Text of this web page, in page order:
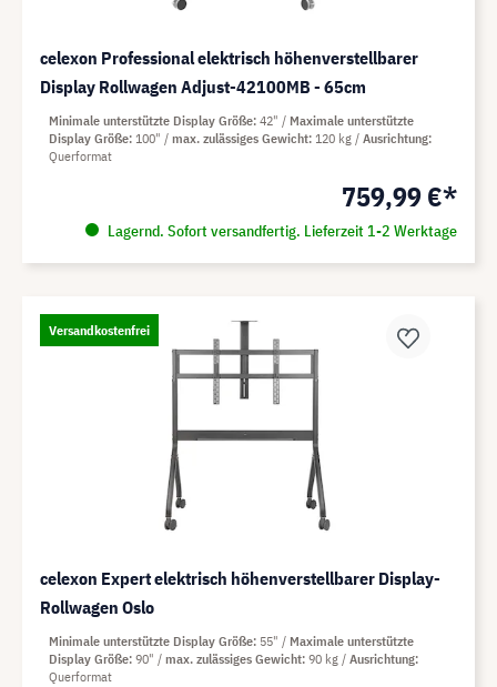
celexon Professional elektrisch höhenverstellbarer
Display Rollwagen Adjust-42100MB - 65cm
759,99 €*
Lagernd. Sofort versandfertig. Lieferzeit 1-2 Werktage
Minimale unterstützte Display Größe 42"
Maximale unterstützte
Display Größe 100" max. zulässiges Gewicht 120 kg
Ausrichtung
Querformat
Versandkostenfrei
celexon Expert elektrisch höhenverstellbarer Display-
Rollwagen Oslo
Minimale unterstützte Display Größe 55"
Maximale unterstützte
Display Größe 90" max. zulässiges Gewicht 90 kg
Ausrichtung
Querformat